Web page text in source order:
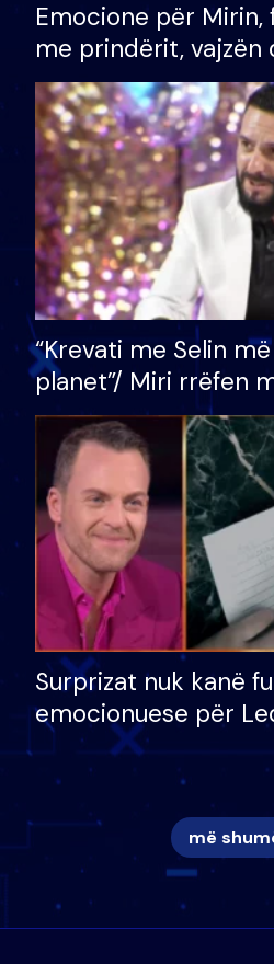
Emocione për
me prindërit, vajzën
bashkëshorten:
divorci apo jo?
“Krevati me Selin
planet”/ Miri rrëfen
bukura në shtëpinë
mungojë zilja e
Surprizat nuk kanë
emocionuese për
nëna dhe fëmijët e
nuk i mban dot
më